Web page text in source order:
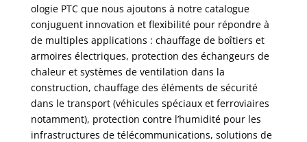
ologie PTC que nous ajoutons à notre catalogue
conjuguent innovation et flexibilité pour répondre à
de multiples applications : chauffage de boîtiers et
armoires électriques, protection des échangeurs de
chaleur et systèmes de ventilation dans la
construction, chauffage des éléments de sécurité
dans le transport (véhicules spéciaux et ferroviaires
notamment), protection contre l’humidité pour les
infrastructures de télécommunications, solutions de